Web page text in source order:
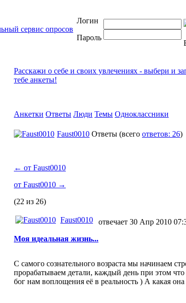
Логин
Пароль
Расскажи о себе и своих увлечениях - выбери и
тебе анкеты!
Анкетки Ответы Люди Темы Одноклассники
Faust0010 Ответы (всего ответов: 26)
← от Faust0010
от Faust0010 →
(22 из 26)
Faust0010
отвечает 30 Апр 2010
Моя идеальная жизнь...
С самого сознательного возраста мы начинаем
прорабатываем детали, каждый день при этом
бог нам воплощения её в реальность ) А какая она